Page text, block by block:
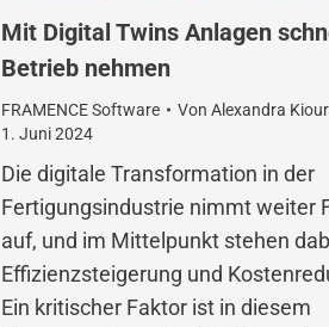
Mit Digital Twins Anlagen
Betrieb nehmen
FRAMENCE Software Von Alexandra
1. Juni 2024
Die digitale Transformation in der
Fertigungsindustrie nimmt weiter
auf, und im Mittelpunkt stehen
Effizienzsteigerung und
Ein kritischer Faktor ist in diesem